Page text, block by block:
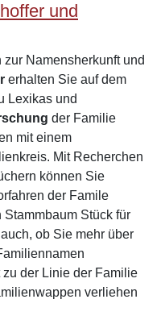
und
Namensherkunft und
erhalten Sie auf dem
Lexikas und
der Familie
mit einem
Mit Recherchen
können Sie
der Famile
Stück für
ob Sie mehr über
der Linie der Familie
verliehen